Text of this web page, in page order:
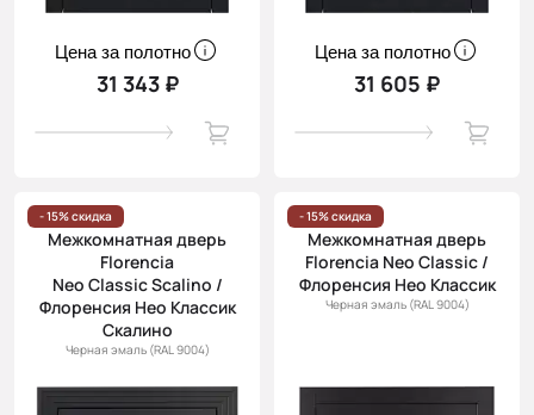
Цена за полотно
31 343 ₽
Цена за полотно
31 605 ₽
- 15% скидка
Межкомнатная дверь
Florencia
Neo Classic Scalino /
Флоренсия Нео Классик
Скалино
Черная эмаль (RAL 9004)
- 15% скидка
Межкомнатная дверь
Florencia Neo Classic /
Флоренсия Нео Классик
Черная эмаль (RAL 9004)